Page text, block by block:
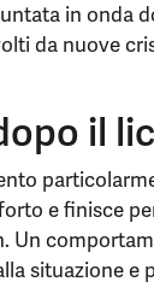
in onda
da nuove
il
e finisce
Un
situazione e